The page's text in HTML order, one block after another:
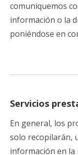
comuniquemos
información o la
poniéndose en
Servicios
En general, los
solo recopilarán,
información en la